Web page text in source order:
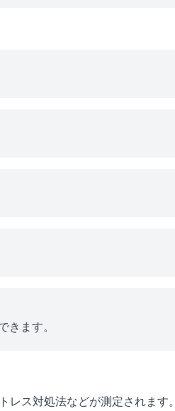
きます。
ス対処法などが測定されます。